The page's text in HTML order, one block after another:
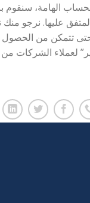
الهامة،
عليها. نرجو
حتى تتمكن من
لعملاء الشركات